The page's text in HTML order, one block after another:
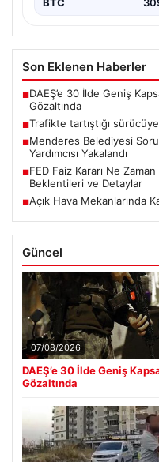
BTC
Son Eklenen Haberler
■DAEŞ’e 30 İlde Geniş
Gözaltında
■Trafikte tartıştığı
■Menderes Belediyesi
Yardımcısı Yakalandı
■FED Faiz Kararı Ne
Beklentileri ve Detaylar
■Açık Hava Mekanlarında
Güncel
07/08/2026
DAEŞ’e 30 İlde Geniş
Gözaltında